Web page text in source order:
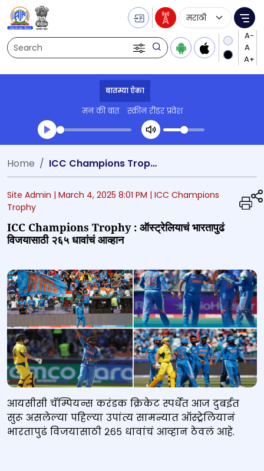
Search
Language
बातम्या ऐका
मन की बात स्क्रीन रीडर प्रवेश
Transcript summary
प्ले ऑडिओ
Home ICC Champions Trophy : ऑस्ट्रेलियाचं भारतापुढं विजयासाठी २६५ धावांचं आव्हान
Site Admin | March 4, 2025 8:01 PM | ICC Champions
Trophy
ICC Champions Trophy : ऑस्ट्रेलियाचं भारतापुढं
विजयासाठी २६५ धावांचं आव्हान
आयसीसी चॅम्पियन्स करंडक क्रिकेट स्पर्धेत आज दुबईत
सुरू असलेल्या पहिल्या उपांत्य सामन्यात ऑस्ट्रेलियानं
भारतापुढं विजयासाठी २६५ धावांचं आव्हान ठेवलं आहे.